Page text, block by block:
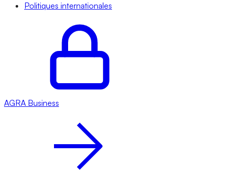
Politiques internationales
AGRA Business